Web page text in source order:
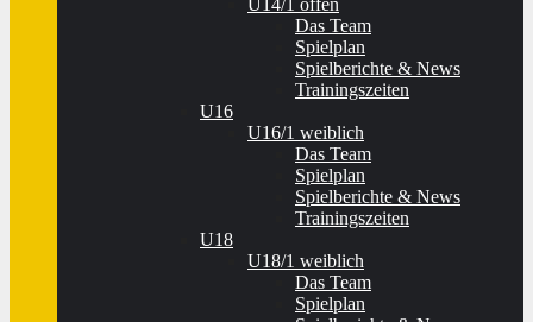
U14/1 offen
Das Team
Spielplan
Spielberichte & News
Trainingszeiten
U16
U16/1 weiblich
Das Team
Spielplan
Spielberichte & News
Trainingszeiten
U18
U18/1 weiblich
Das Team
Spielplan